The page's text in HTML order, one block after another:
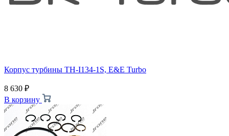
Корпус турбины TH-I134-1S, E&E Turbo
8 630 ₽
В корзину